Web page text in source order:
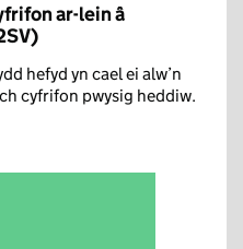
ar-lein â
hefyd yn cael ei alw’n
cyfrifon pwysig heddiw.